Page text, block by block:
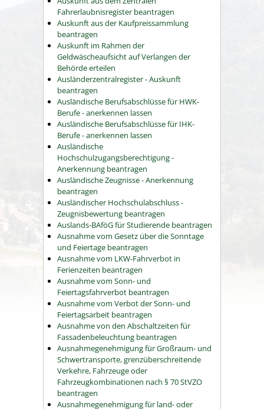
Fahrerlaubnisregister beantragen
Auskunft aus der Kaufpreissammlung
beantragen
Auskunft im Rahmen der
Geldwäscheaufsicht auf Verlangen der
Behörde erteilen
Ausländerzentralregister - Auskunft
beantragen
Ausländische Berufsabschlüsse für HWK-
Berufe - anerkennen lassen
Ausländische Berufsabschlüsse für IHK-
Berufe - anerkennen lassen
Ausländische
Hochschulzugangsberechtigung -
Anerkennung beantragen
Ausländische Zeugnisse - Anerkennung
beantragen
Ausländischer Hochschulabschluss -
Zeugnisbewertung beantragen
Auslands-BAföG für Studierende beantragen
Ausnahme vom Gesetz über die Sonntage
und Feiertage beantragen
Ausnahme vom LKW-Fahrverbot in
Ferienzeiten beantragen
Ausnahme vom Sonn- und
Feiertagsfahrverbot beantragen
Ausnahme vom Verbot der Sonn- und
Feiertagsarbeit beantragen
Ausnahme von den Abschaltzeiten für
Fassadenbeleuchtung beantragen
Ausnahmegenehmigung für Großraum- und
Schwertransporte, grenzüberschreitende
Verkehre, Fahrzeuge oder
Fahrzeugkombinationen nach § 70 StVZO
beantragen
Ausnahmegenehmigung für land- oder